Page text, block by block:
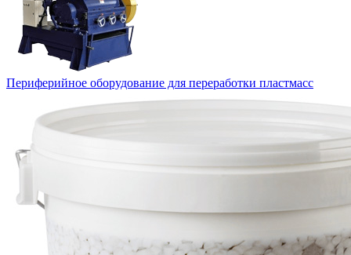
Периферийное оборудование для переработки пластмасс